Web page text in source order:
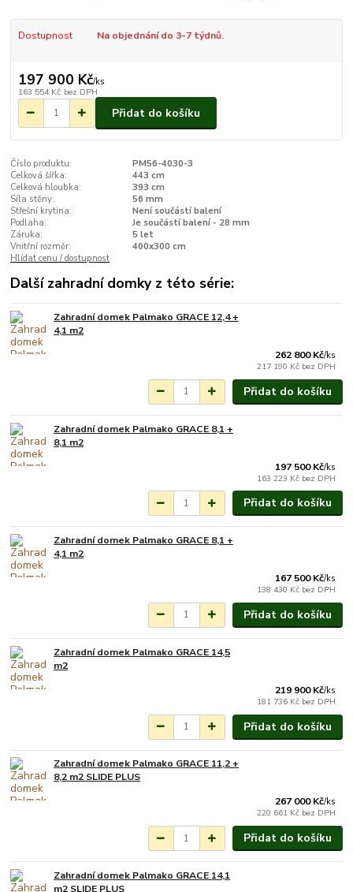
Dostupnost Na objednání do 3-7 týdnů.
197 900 Kč/ks
163 554 Kč bez DPH
Přidat do košíku
Číslo produktu:
PM56-4030-3
Celková šířka:
443 cm
Celková hloubka:
393 cm
Síla stěny:
56 mm
Střešní krytina:
Není součástí balení
Podlaha:
Je součástí balení - 28 mm
Záruka:
5 let
Vnitřní rozměr:
400x300 cm
Hlídat cenu / dostupnost
Další zahradní domky z této série:
Zahradní domek Palmako GRACE 12,4 +
4,1 m2
262 800 Kč/ks
217 190 Kč bez DPH
Přidat do košíku
Zahradní domek Palmako GRACE 8,1 +
8,1 m2
197 500 Kč/ks
163 223 Kč bez DPH
Přidat do košíku
Zahradní domek Palmako GRACE 8,1 +
4,1 m2
167 500 Kč/ks
138 430 Kč bez DPH
Přidat do košíku
Zahradní domek Palmako GRACE 14,5
m2
219 900 Kč/ks
181 736 Kč bez DPH
Přidat do košíku
Zahradní domek Palmako GRACE 11,2 +
8,2 m2 SLIDE PLUS
267 000 Kč/ks
220 661 Kč bez DPH
Přidat do košíku
Zahradní domek Palmako GRACE 14,1
m2 SLIDE PLUS